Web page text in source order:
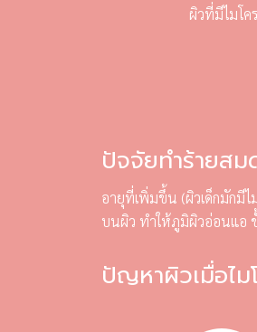
ผิวที่มีไมโค
ปัจจัยทำร้ายสม
อายุที่เพิ่มขึ้น (ผิวเด็กมักมี
บนผิว ทำให้ภูมิผิวอ่อนแอ
ปัญหาผิวเมื่อไม